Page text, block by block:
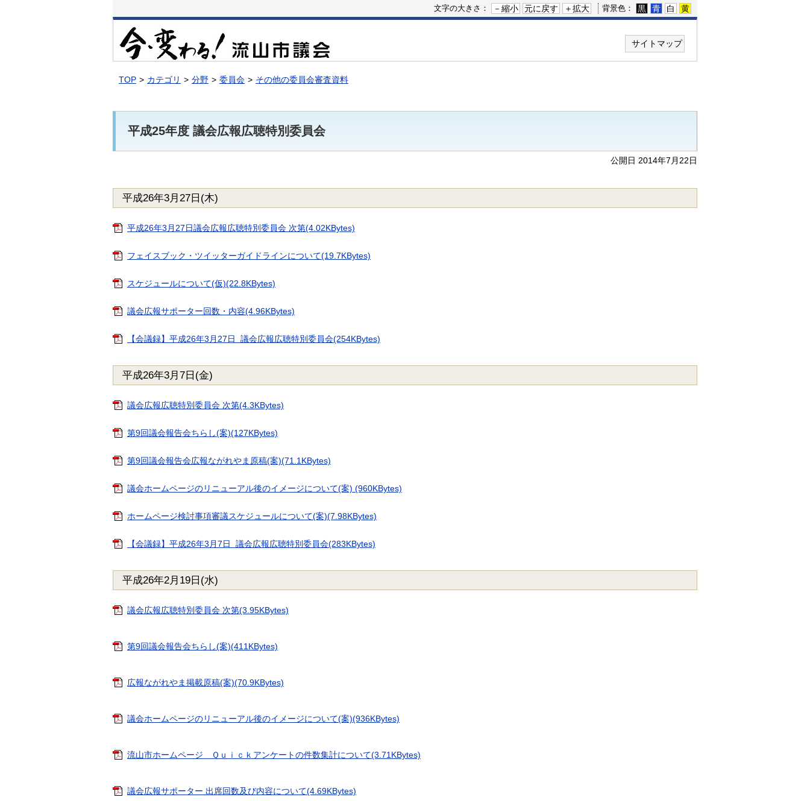
文
移
動
文字の大きさ： －縮小 元に戻す ＋拡大 背景色： 黒 青 白 黄
サイトマップ
TOP カテゴリ 分野 委員会 その他の委員会審査資料
平成25年度 議会広報広聴特別委員会
公開日 2014年7月22日
平成26年3月27日(木)
平成26年3月27日議会広報広聴特別委員会 次第(4.02KBytes)
フェイスブック・ツイッターガイドラインについて(19.7KBytes)
スケジュールについて(仮)(22.8KBytes)
議会広報サポーター回数・内容(4.96KBytes)
【会議録】平成26年3月27日 議会広報広聴特別委員会(254KBytes)
平成26年3月7日(金)
議会広報広聴特別委員会 次第(4.3KBytes)
第9回議会報告会ちらし(案)(127KBytes)
第9回議会報告会広報ながれやま原稿(案)(71.1KBytes)
議会ホームページのリニューアル後のイメージについて(案) (960KBytes)
ホームページ検討事項審議スケジュールについて(案)(7.98KBytes)
【会議録】平成26年3月7日 議会広報広聴特別委員会(283KBytes)
平成26年2月19日(水)
議会広報広聴特別委員会 次第(3.95KBytes)
第9回議会報告会ちらし(案)(411KBytes)
広報ながれやま掲載原稿(案)(70.9KBytes)
議会ホームページのリニューアル後のイメージについて(案)(936KBytes)
流山市ホームページ Ｑｕｉｃｋアンケートの件数集計について(3.71KBytes)
議会広報サポーター 出席回数及び内容について(4.69KBytes)